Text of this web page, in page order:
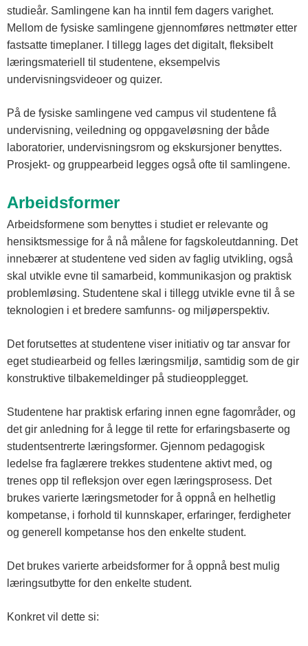
studieår. Samlingene kan ha inntil fem dagers varighet.
Mellom de fysiske samlingene gjennomføres nettmøter etter
fastsatte timeplaner. I tillegg lages det digitalt, fleksibelt
læringsmateriell til studentene, eksempelvis
undervisningsvideoer og quizer.
På de fysiske samlingene ved campus vil studentene få
undervisning, veiledning og oppgaveløsning der både
laboratorier, undervisningsrom og ekskursjoner benyttes.
Prosjekt- og gruppearbeid legges også ofte til samlingene.
Arbeidsformer
Arbeidsformene som benyttes i studiet er relevante og
hensiktsmessige for å nå målene for fagskoleutdanning. Det
innebærer at studentene ved siden av faglig utvikling, også
skal utvikle evne til samarbeid, kommunikasjon og praktisk
problemløsing. Studentene skal i tillegg utvikle evne til å se
teknologien i et bredere samfunns- og miljøperspektiv.
Det forutsettes at studentene viser initiativ og tar ansvar for
eget studiearbeid og felles læringsmiljø, samtidig som de gir
konstruktive tilbakemeldinger på studieopplegget.
Studentene har praktisk erfaring innen egne fagområder, og
det gir anledning for å legge til rette for erfaringsbaserte og
studentsentrerte læringsformer. Gjennom pedagogisk
ledelse fra faglærere trekkes studentene aktivt med, og
trenes opp til refleksjon over egen læringsprosess. Det
brukes varierte læringsmetoder for å oppnå en helhetlig
kompetanse, i forhold til kunnskaper, erfaringer, ferdigheter
og generell kompetanse hos den enkelte student.
Det brukes varierte arbeidsformer for å oppnå best mulig
læringsutbytte for den enkelte student.
Konkret vil dette si: